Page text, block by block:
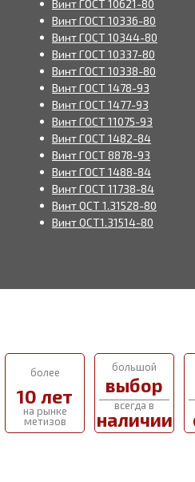
Винт ГОСТ 10621-80
Винт ГОСТ 10336-80
Винт ГОСТ 10344-80
Винт ГОСТ 10337-80
Винт ГОСТ 10338-80
Винт ГОСТ 1478-93
Винт ГОСТ 1477-93
Винт ГОСТ 11075-93
Винт ГОСТ 1482-84
Винт ГОСТ 8878-93
Винт ГОСТ 1488-84
Винт ГОСТ 11738-84
Винт ОСТ 1.31528-80
Винт ОСТ1.31514-80
более
10 лет
на рынке
метизов
большой
выбор
всегда в
наличии